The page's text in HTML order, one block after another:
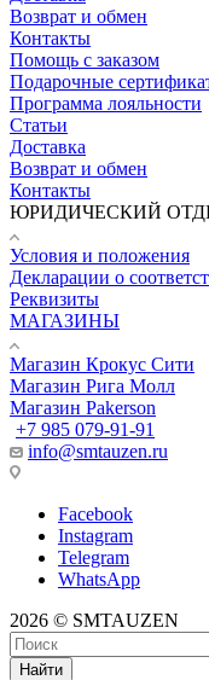
Возврат и обмен
Контакты
Помощь с заказом
Подарочные
Программа лояльности
Статьи
Доставка
Возврат и обмен
Контакты
ЮРИДИЧЕСКИЙ
Условия и положения
Декларации о
Реквизиты
МАГАЗИНЫ
Магазин Крокус Сити
Магазин Рига Молл
Магазин Pakerson
+7 985 079-91-91
info@smtauzen.ru
Facebook
Instagram
Telegram
WhatsApp
2026 © SMTAUZEN
Найти